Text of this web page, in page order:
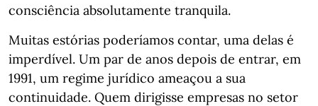
consciência absolutamente tranquila.
Muitas estórias poderíamos contar, uma delas é
imperdível. Um par de anos depois de entrar, em
1991, um regime jurídico ameaçou a sua
continuidade. Quem dirigisse empresas no setor